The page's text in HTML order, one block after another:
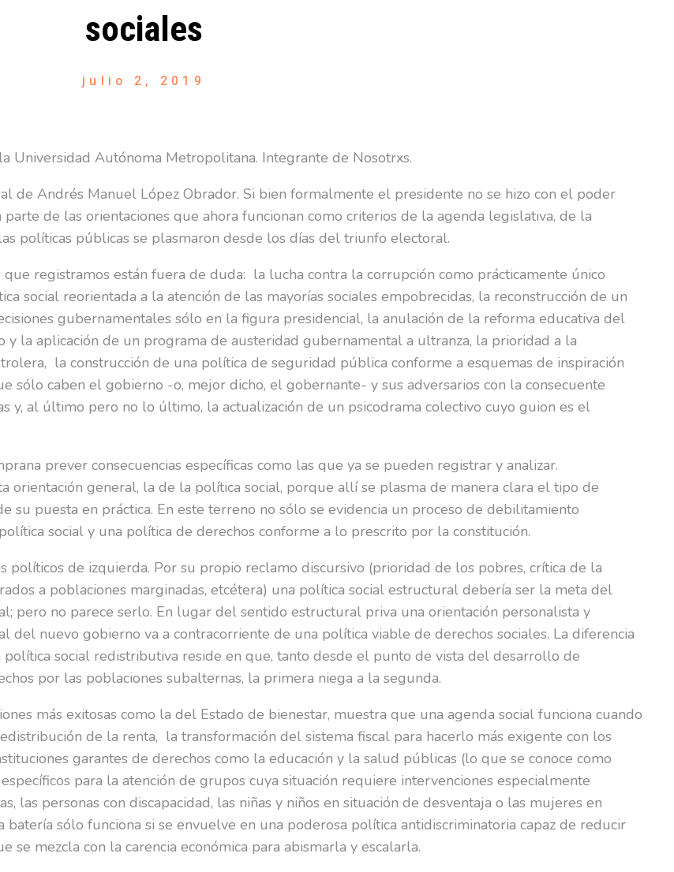
sociales
julio 2, 2019
Universidad Autónoma Metropolitana. Integrante de Nosotrxs.
de Andrés Manuel López Obrador. Si bien formalmente el presidente no se hizo con el poder
de las orientaciones que ahora funcionan como criterios de la agenda legislativa, de la
políticas públicas se plasmaron desde los días del triunfo electoral.
registramos están fuera de duda: la lucha contra la corrupción como prácticamente único
social reorientada a la atención de las mayorías sociales empobrecidas, la reconstrucción de un
gubernamentales sólo en la figura presidencial, la anulación de la reforma educativa del
la aplicación de un programa de austeridad gubernamental a ultranza, la prioridad a la
la construcción de una política de seguridad pública conforme a esquemas de inspiración
sólo caben el gobierno -o, mejor dicho, el gobernante- y sus adversarios con la consecuente
y, al último pero no lo último, la actualización de un psicodrama colectivo cuyo guion es el
prever consecuencias específicas como las que ya se pueden registrar y analizar.
orientación general, la de la política social, porque allí se plasma de manera clara el tipo de
su puesta en práctica. En este terreno no sólo se evidencia un proceso de debilitamiento
social y una política de derechos conforme a lo prescrito por la constitución.
políticos de izquierda. Por su propio reclamo discursivo (prioridad de los pobres, crítica de la
a poblaciones marginadas, etcétera) una política social estructural debería ser la meta del
pero no parece serlo. En lugar del sentido estructural priva una orientación personalista y
del nuevo gobierno va a contracorriente de una política viable de derechos sociales. La diferencia
social redistributiva reside en que, tanto desde el punto de vista del desarrollo de
por las poblaciones subalternas, la primera niega a la segunda.
más exitosas como la del Estado de bienestar, muestra que una agenda social funciona cuando
de la renta, la transformación del sistema fiscal para hacerlo más exigente con los
garantes de derechos como la educación y la salud públicas (lo que se conoce como
para la atención de grupos cuya situación requiere intervenciones especialmente
las personas con discapacidad, las niñas y niños en situación de desventaja o las mujeres en
sólo funciona si se envuelve en una poderosa política antidiscriminatoria capaz de reducir
mezcla con la carencia económica para abismarla y escalarla.